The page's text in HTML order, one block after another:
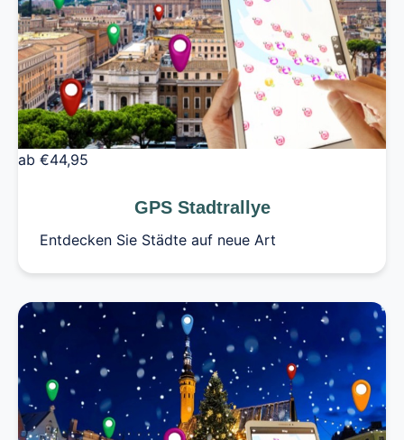
ab €44,95
GPS Stadtrallye
Entdecken Sie Städte auf neue Art